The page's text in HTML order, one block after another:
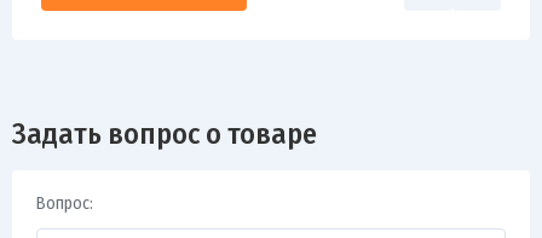
Задать вопрос о товаре
Вопрос: